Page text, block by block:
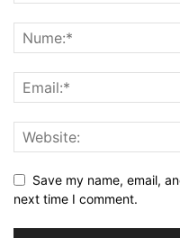
Save my name, email,
next time I comment.